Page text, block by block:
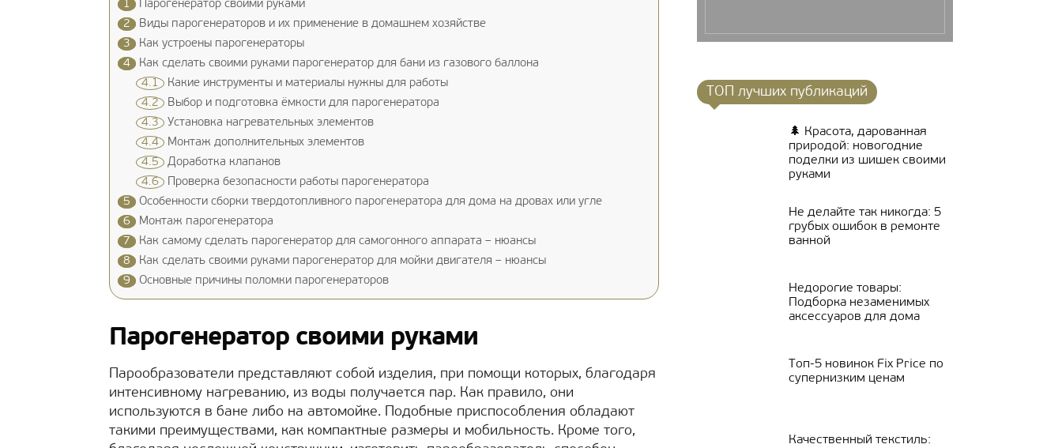
1
Парогенератор своими руками
2
Виды парогенераторов и их применение в домашнем хозяйстве
3
Как устроены парогенераторы
4
Как сделать своими руками парогенератор для бани из газового баллона
4.1 Какие инструменты и материалы нужны для работы
4.2 Выбор и подготовка ёмкости для парогенератора
4.3 Установка нагревательных элементов
4.4 Монтаж дополнительных элементов
4.5 Доработка клапанов
4.6 Проверка безопасности работы парогенератора
5
Особенности сборки твердотопливного парогенератора для дома на дровах или угле
6
Монтаж парогенератора
7
Как самому сделать парогенератор для самогонного аппарата – нюансы
8
Как сделать своими руками парогенератор для мойки двигателя – нюансы
9
Основные причины поломки парогенераторов
Парогенератор своими руками
Парообразователи представляют собой изделия, при помощи которых, благодаря
интенсивному нагреванию, из воды получается пар. Как правило, они
используются в бане либо на автомойке. Подобные приспособления обладают
такими преимуществами, как компактные размеры и мобильность. Кроме того,
ТОП лучших публикаций
🌲 Красота, дарованная
природой: новогодние
поделки из шишек своими
руками
Не делайте так никогда: 5
грубых ошибок в ремонте
ванной
Недорогие товары:
Подборка незаменимых
аксессуаров для дома
Топ-5 новинок Fix Price по
супернизким ценам
Качественный текстиль: